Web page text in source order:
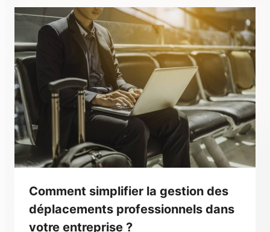
Comment simplifier la gestion des
déplacements professionnels dans
votre entreprise ?